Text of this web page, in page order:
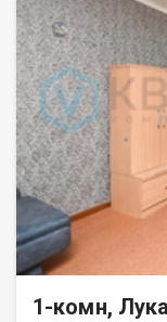
</span>Уютная
наслаждайтесь
<li data-
</
закрытый тамбур
</li> <li data-
люди, а подъезд
</li></ul> Развитая
технологический
№ 38 и 78. Рядом
скверов для
на ул. 75
города!
недвижимости.
1-комн,